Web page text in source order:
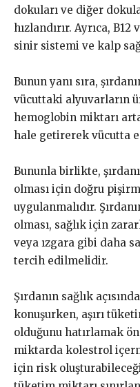
dokuları ve diğer
hızlandırır. Ayrıca,
sinir sistemi ve kalp
Bunun yanı sıra,
vücuttaki alyuvarların
hemoglobin miktarı
hale getirerek vücutta
Bununla birlikte,
olması için doğru
uygulanmalıdır.
olması, sağlık için
veya ızgara gibi daha
tercih edilmelidir.
Şırdanın sağlık
konuşurken, aşırı
olduğunu hatırlamak
miktarda kolestrol
için risk